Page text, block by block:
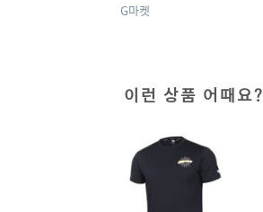
G마켓
이런 상품 어때요?